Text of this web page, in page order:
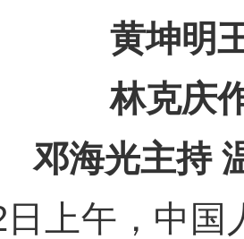
黄坤明
林克庆
邓海光主持
日上午，中国